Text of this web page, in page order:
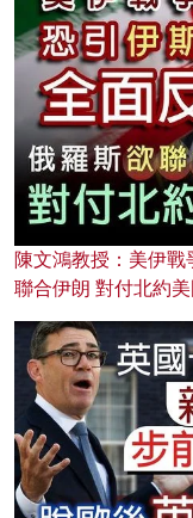
陳文鴻教授：美伊戰
聯合伊朗 對付北約美